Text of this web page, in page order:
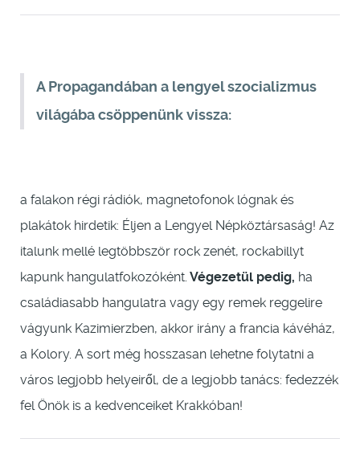
A Propagandában a lengyel szocializmus
világába csöppenünk vissza:
a falakon régi rádiók, magnetofonok lógnak és
plakátok hirdetik: Éljen a Lengyel Népköztársaság! Az
italunk mellé legtöbbször rock zenét, rockabillyt
kapunk hangulatfokozóként. Végezetül pedig, ha
családiasabb hangulatra vagy egy remek reggelire
vágyunk Kazimierzben, akkor irány a francia kávéház,
a Kolory. A sort még hosszasan lehetne folytatni a
város legjobb helyeiről, de a legjobb tanács: fedezzék
fel Önök is a kedvenceiket Krakkóban!